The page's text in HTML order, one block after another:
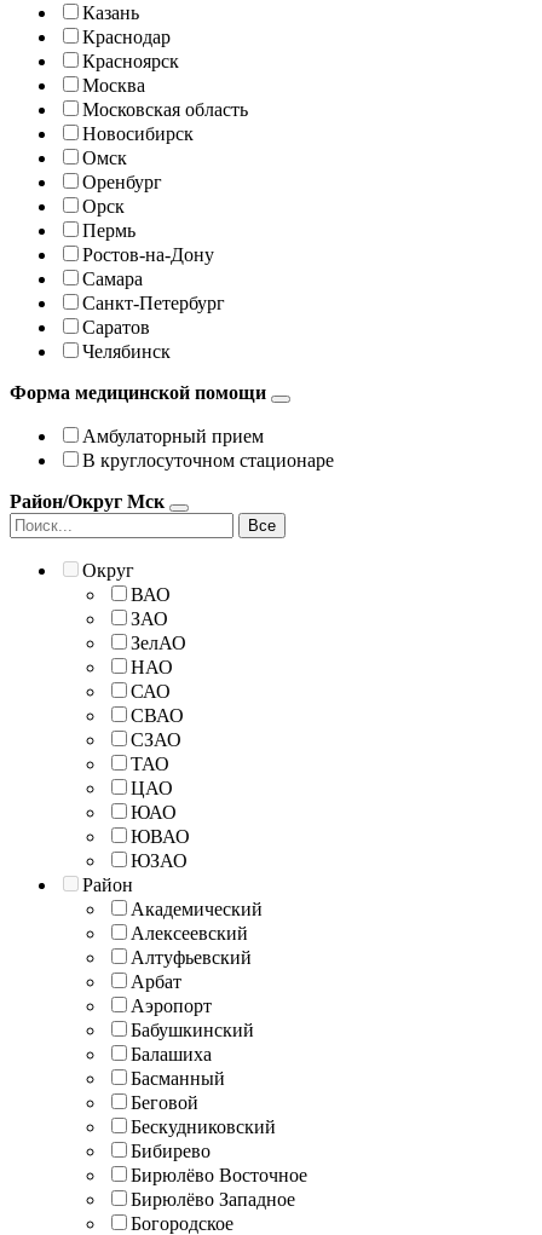
Казань
Краснодар
Красноярск
Москва
Московская область
Новосибирск
Омск
Оренбург
Орск
Пермь
Ростов-на-Дону
Самара
Санкт-Петербург
Саратов
Челябинск
Форма медицинской помощи
Амбулаторный прием
В круглосуточном стационаре
Район/Округ Мск
Все
Округ
ВАО
ЗАО
ЗелАО
НАО
САО
СВАО
СЗАО
ТАО
ЦАО
ЮАО
ЮВАО
ЮЗАО
Район
Академический
Алексеевский
Алтуфьевский
Арбат
Аэропорт
Бабушкинский
Балашиха
Басманный
Беговой
Бескудниковский
Бибирево
Бирюлёво Восточное
Бирюлёво Западное
Богородское